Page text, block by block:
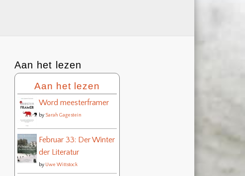
Aan het lezen
Aan het lezen
Word meesterframer
by Sarah Gagestein
Februar 33: Der Winter
der Literatur
by Uwe Wittstock